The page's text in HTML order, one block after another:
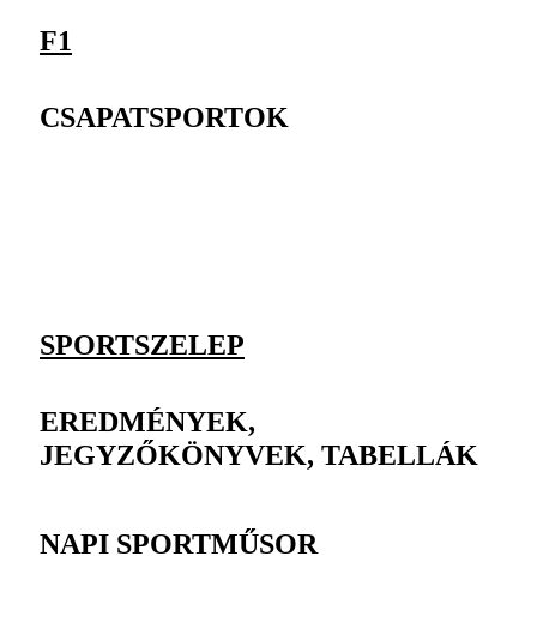
F1
CSAPATSPORTOK
SPORTSZELEP
EREDMÉNYEK,
JEGYZŐKÖNYVEK, TABELLÁK
NAPI SPORTMŰSOR